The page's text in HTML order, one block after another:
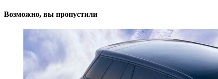
Возможно, вы пропустили